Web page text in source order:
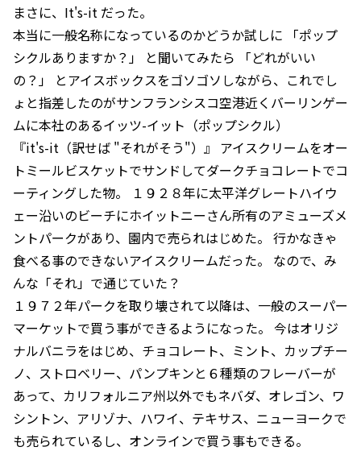
まさに、It's-it だった。
本当に一般名称になっているのかどうか試しに 「ポップ
シクルありますか？」 と聞いてみたら 「どれがいい
の？」 とアイスボックスをゴソゴソしながら、これでし
ょと指差したのがサンフランシスコ空港近くバーリンゲー
ムに本社のあるイッツ-イット（ポップシクル）
『it's-it（訳せば "それがそう"）』 アイスクリームをオー
トミールビスケットでサンドしてダークチョコレートでコ
ーティングした物。 １９２８年に太平洋グレートハイウ
ェー沿いのビーチにホイットニーさん所有のアミューズメ
ントパークがあり、園内で売られはじめた。 行かなきゃ
食べる事のできないアイスクリームだった。 なので、み
んな「それ」で通じていた？
１９７２年パークを取り壊されて以降は、一般のスーパー
マーケットで買う事ができるようになった。 今はオリジ
ナルバニラをはじめ、チョコレート、ミント、カップチー
ノ、ストロベリー、パンプキンと６種類のフレーバーが
あって、カリフォルニア州以外でもネバダ、オレゴン、ワ
シントン、アリゾナ、ハワイ、テキサス、ニューヨークで
も売られているし、オンラインで買う事もできる。